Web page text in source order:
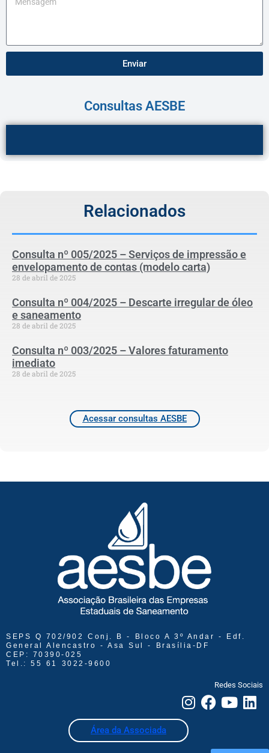
Enviar
Consultas AESBE
Relacionados
Consulta nº 005/2025 – Serviços de impressão e
envelopamento de contas (modelo carta)
28 de abril de 2025
Consulta nº 004/2025 – Descarte irregular de óleo
e saneamento
28 de abril de 2025
Consulta nº 003/2025 – Valores faturamento
imediato
28 de abril de 2025
Acessar consultas AESBE
SEPS Q 702/902 Conj. B - Bloco A 3º Andar - Edf.
General Alencastro - Asa Sul - Brasília-DF
CEP: 70390-025
Tel.: 55 61 3022-9600
Redes Sociais
Área da Associada